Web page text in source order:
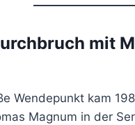
mit
Wendepunkt kam
Magnum in der